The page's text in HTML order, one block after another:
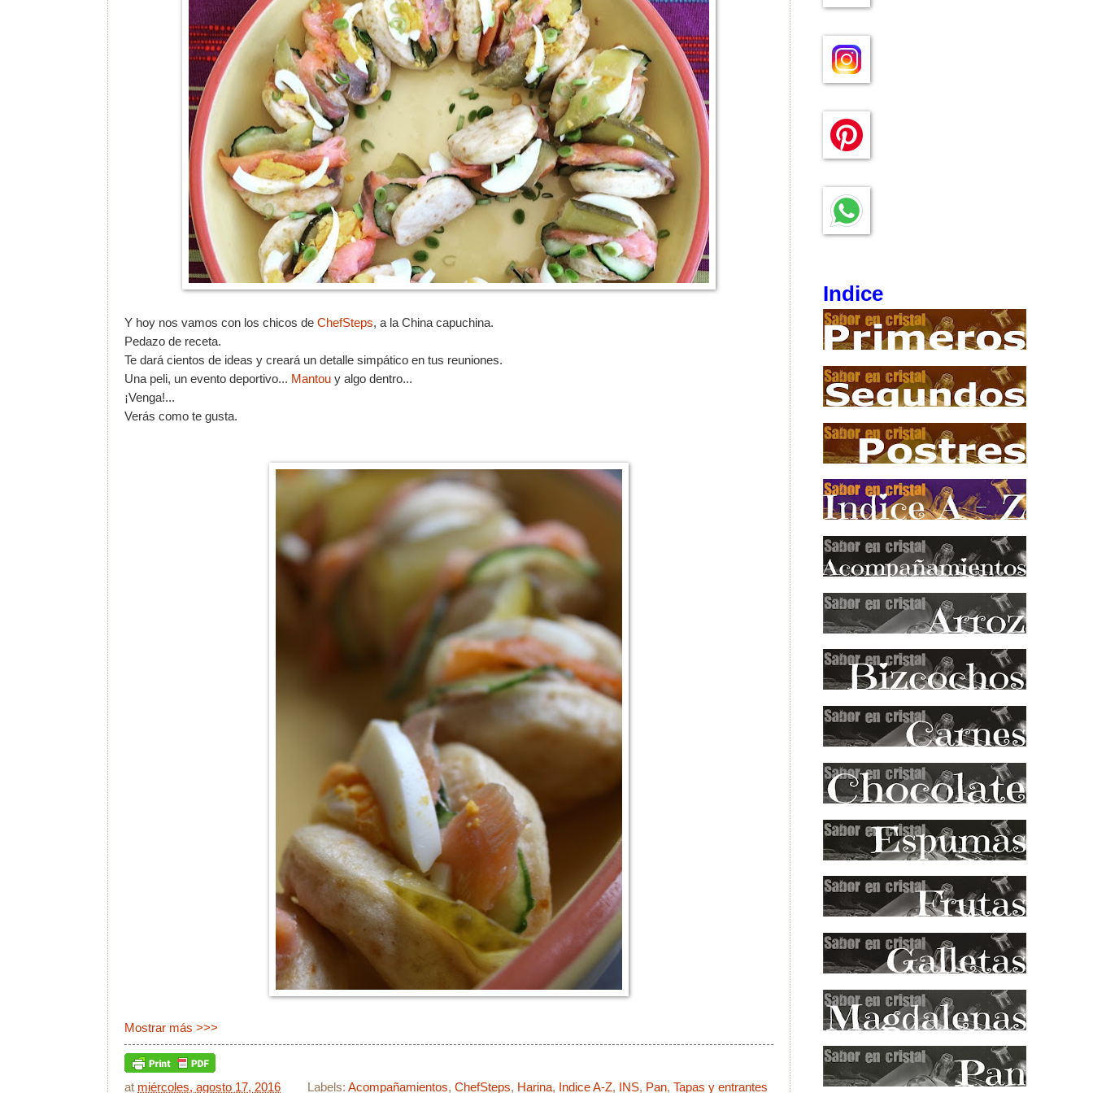
Y hoy nos vamos con los chicos de ChefSteps, a la China capuchina.
Pedazo de receta.
Te dará cientos de ideas y creará un detalle simpático en tus reuniones.
Una peli, un evento deportivo... Mantou y algo dentro...
¡Venga!...
Verás como te gusta.
Mostrar más >>>
at miércoles, agosto 17, 2016 Labels:Acompañamientos,ChefSteps, Harina, Indice A-Z, INS, Pan,Tapas y entrantes
Indice